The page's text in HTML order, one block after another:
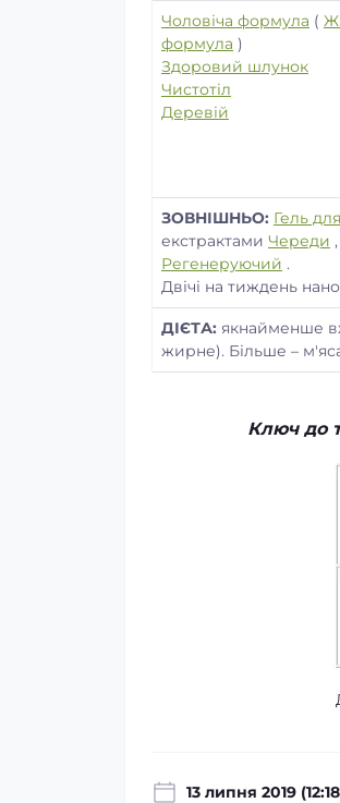
Чоловіча формула (
формула )
Здоровий шлунок
Чистотіл
Деревій
ЗОВНІШНЬО: Гель
екстрактами Череди ,
Регенеруючий .
Двічі на тиждень
ДІЄТА: якнайменше
жирне). Більше –
Ключ до
13 липня 2019